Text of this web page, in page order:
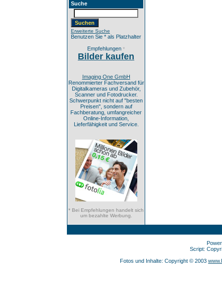
Suche
Erweiterte Suche
Benutzen Sie * als Platzhalter
Empfehlungen *
Bilder kaufen
Imaging One GmbH
Renommierter Fachversand für
Digitalkameras und Zubehör,
Scanner und Fotodrucker.
Schwerpunkt nicht auf "besten
Preisen", sondern auf
Fachberatung, umfangreicher
Online-Information,
Lieferfähigkeit und Service.
* Bei Empfehlungen handelt sich
um bezahlte Werbung.
Script:
Fotos und Inhalte: Copyright © 2003